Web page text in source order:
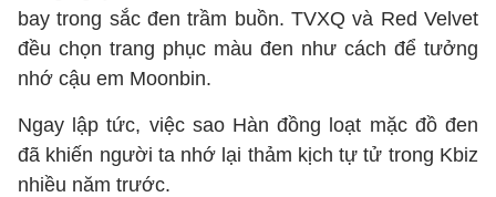
bay trong sắc đen trầm buồn. TVXQ và Red Velvet
đều chọn trang phục màu đen như cách để tưởng
nhớ cậu em Moonbin.
Ngay lập tức, việc sao Hàn đồng loạt mặc đồ đen
đã khiến người ta nhớ lại thảm kịch tự tử trong Kbiz
nhiều năm trước.